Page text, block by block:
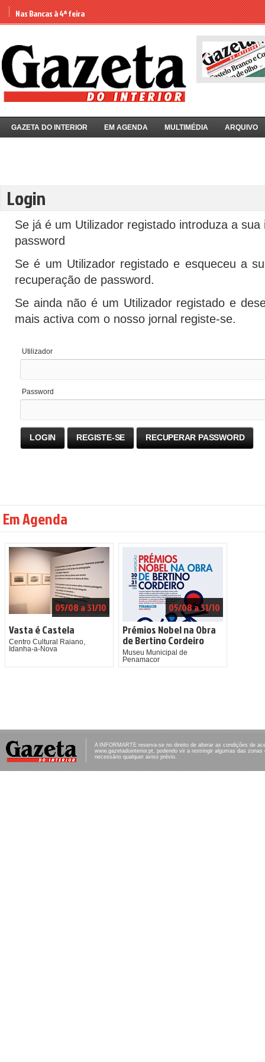
Nas Bancas à 4ª feira
GAZETA DO INTERIOR EM AGENDA MULTIMÉDIA ARQUIVO
Login
Se já é um Utilizador registado introduza a sua
password
Se é um Utilizador registado e esqueceu a
recuperação de password.
Se ainda não é um Utilizador registado e
mais activa com o nosso jornal registe-se.
Utilizador
Password
Em Agenda
05/08 a 31/10
Vasta é Castela
Centro Cultural Raiano,
Idanha-a-Nova
05/08 a 31/10
Prémios Nobel na Obra
de Bertino Cordeiro
Museu Municipal de
Penamacor
A INFORMARTE reserva-se no direito de alterar as condições de
www.gazetadointerior.pt, podendo vir a restringir algumas das
necessário qualquer aviso prévio.